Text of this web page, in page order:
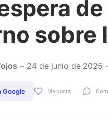
sobre
24 de junio de 2025
Me gusta
Google